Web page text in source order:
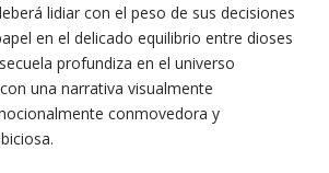
lidiar con el peso de sus decisiones
en el delicado equilibrio entre dioses
profundiza en el universo
una narrativa visualmente
conmovedora y